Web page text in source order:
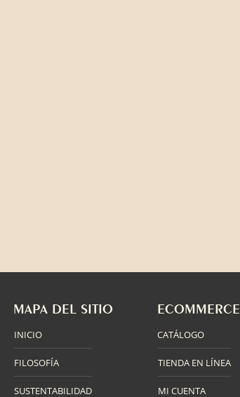
MAPA DEL SITIO
INICIO
FILOSOFÍA
SUSTENTABILIDAD
ECOMMERCE
CATÁLOGO
TIENDA EN LÍNEA
MI CUENTA